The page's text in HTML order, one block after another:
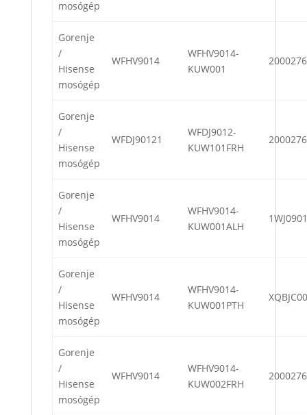
mosógép
Gorenje
/
Hisense
mosógép
WFHV9014
WFHV9014-
KUW001
Gorenje
/
Hisense
mosógép
WFDJ90121
WFDJ9012-
KUW101FRH
Gorenje
/
Hisense
mosógép
WFHV9014
WFHV9014-
KUW001ALH
Gorenje
/
Hisense
mosógép
WFHV9014
WFHV9014-
KUW001PTH
Gorenje
/
Hisense
mosógép
WFHV9014
WFHV9014-
KUW002FRH